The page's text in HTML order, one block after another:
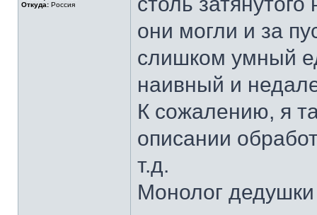
Откуда: Россия
они могли и за
слишком умный
наивный и
К сожалению, я
описании
т.д.
Монолог